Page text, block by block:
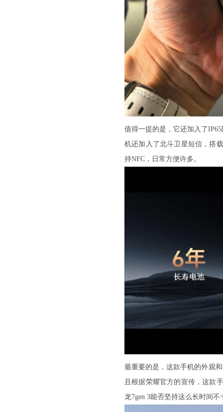
值得一提的是，它还加入了
机还加入了北斗卫星短信，搭
持NFC，日常方便许多。
最重要的是，这款手机的外观
且根据荣耀官方的宣传，这款
龙7gen 3能否坚持这么长时间不